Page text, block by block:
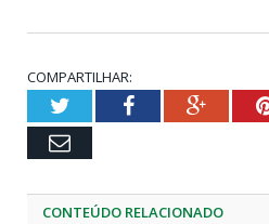
COMPARTILHAR:
TwitterFacebook
Email
CONTEÚDO RELACIONADO